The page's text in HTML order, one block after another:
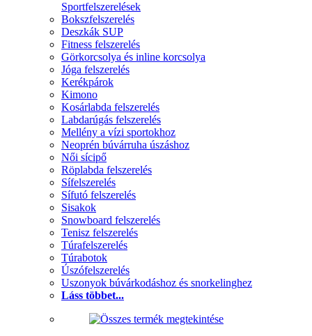
Sportfelszerelések
Bokszfelszerelés
Deszkák SUP
Fitness felszerelés
Görkorcsolya és inline korcsolya
Jóga felszerelés
Kerékpárok
Kimono
Kosárlabda felszerelés
Labdarúgás felszerelés
Mellény a vízi sportokhoz
Neoprén búvárruha úszáshoz
Női sícipő
Röplabda felszerelés
Sífelszerelés
Sífutó felszerelés
Sisakok
Snowboard felszerelés
Tenisz felszerelés
Túrafelszerelés
Túrabotok
Úszófelszerelés
Uszonyok búvárkodáshoz és snorkelinghez
Láss többet...